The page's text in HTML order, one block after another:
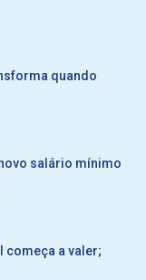
quando
salário mínimo
começa a valer;